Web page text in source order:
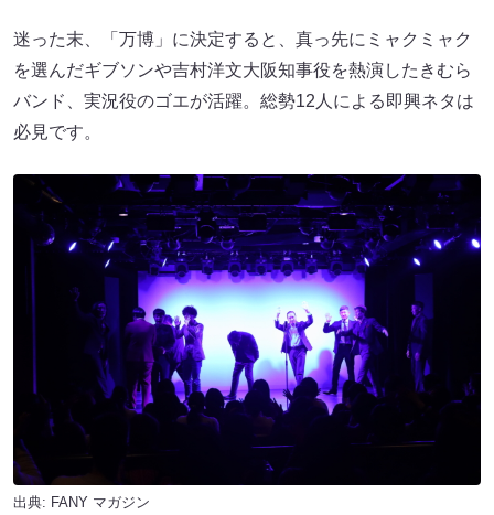
迷った末、「万博」に決定すると、真っ先にミャクミャク
を選んだギブソンや吉村洋文大阪知事役を熱演したきむら
バンド、実況役のゴエが活躍。総勢12人による即興ネタは
必見です。
出典: FANY マガジン